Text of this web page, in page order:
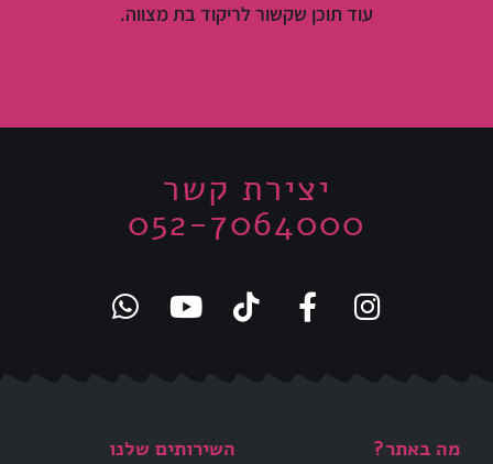
עוד תוכן שקשור לריקוד בת מצווה.
יצירת קשר
052-7064000
מה באתר? השירותים שלנו